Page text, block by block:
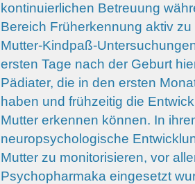
kontinuierlichen Betreuung
Bereich Früherkennung aktiv
Mutter-Kindpaß-
ersten Tage nach der Geburt
Pädiater, die in den ersten
haben und frühzeitig die
Mutter erkennen können. In
neuropsychologische
Mutter zu monitorisieren, vor
Psychopharmaka eingesetzt